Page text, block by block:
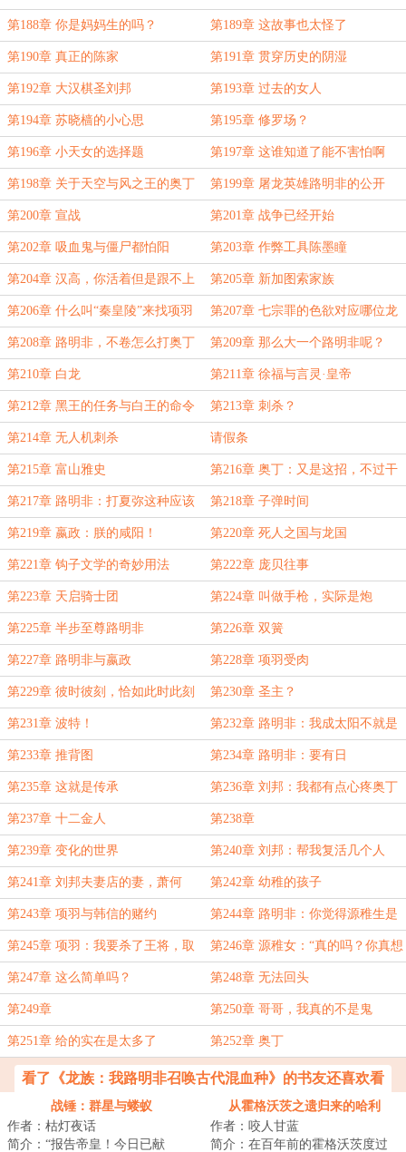
路明非
第188章 你是妈妈生的吗？ 第189章 这故事也太怪了
第190章 真正的陈家 第191章 贯穿历史的阴湿
第192章 大汉棋圣刘邦 第193章 过去的女人
第194章 苏晓樯的小心思 第195章 修罗场？
第196章 小天女的选择题 第197章 这谁知道了能不害怕啊
第198章 关于天空与风之王的奥丁 第199章 屠龙英雄路明非的公开
第200章 宣战 第201章 战争已经开始
第202章 吸血鬼与僵尸都怕阳 第203章 作弊工具陈墨瞳
第204章 汉高，你活着但是跟不上
时代了
第205章 新加图索家族
第206章 什么叫“秦皇陵”来找项羽
了
第207章 七宗罪的色欲对应哪位龙
王呢？
第208章 路明非，不卷怎么打奥丁 第209章 那么大一个路明非呢？
第210章 白龙 第211章 徐福与言灵·皇帝
第212章 黑王的任务与白王的命令 第213章 刺杀？
第214章 无人机刺杀 请假条
第215章 富山雅史 第216章 奥丁：又是这招，不过干
得好
第217章 路明非：打夏弥这种应该
没有问题
第218章 子弹时间
第219章 嬴政：朕的咸阳！ 第220章 死人之国与龙国
第221章 钩子文学的奇妙用法 第222章 庞贝往事
第223章 天启骑士团 第224章 叫做手枪，实际是炮
第225章 半步至尊路明非 第226章 双簧
第227章 路明非与嬴政 第228章 项羽受肉
第229章 彼时彼刻，恰如此时此刻 第230章 圣主？
第231章 波特！ 第232章 路明非：我成太阳不就是
第233章 推背图 第234章 路明非：要有日
第235章 这就是传承 第236章 刘邦：我都有点心疼奥丁
了
第237章 十二金人 第238章
第239章 变化的世界 第240章 刘邦：帮我复活几个人
第241章 刘邦夫妻店的妻，萧何 第242章 幼稚的孩子
第243章 项羽与韩信的赌约 第244章 路明非：你觉得源稚生是
个什么人？
第245章 项羽：我要杀了王将，取
而代之
第246章 源稚女：“真的吗？你真想
杀王将？”
第247章 这么简单吗？ 第248章 无法回头
第249章 第250章 哥哥，我真的不是鬼
第251章 给的实在是太多了 第252章 奥丁
看了《龙族：我路明非召唤古代混血种》的书友还喜欢看
战锤：群星与蝼蚁
作者：枯灯夜话
简介：“报告帝皇！今日已献
从霍格沃茨之遗归来的哈利
作者：咬人甘蓝
简介：在百年前的霍格沃茨度过